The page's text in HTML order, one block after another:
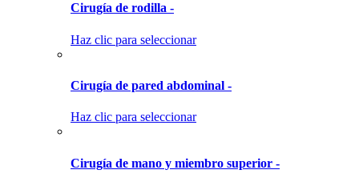
Cirugía de rodilla -
Haz clic para seleccionar
Cirugía de pared abdominal -
Haz clic para seleccionar
Cirugía de mano y miembro superior -